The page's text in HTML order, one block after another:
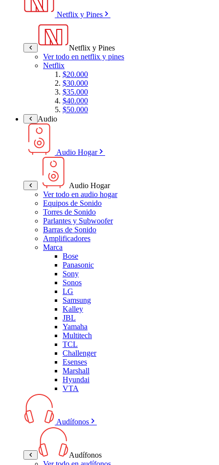
Netflix y Pines
Netflix y Pines
Ver todo en netflix y pines
Netflix
$20.000
$30.000
$35.000
$40.000
$50.000
Audio
Audio Hogar
Audio Hogar
Ver todo en audio hogar
Equipos de Sonido
Torres de Sonido
Parlantes y Subwoofer
Barras de Sonido
Amplificadores
Marca
Bose
Panasonic
Sony
Sonos
LG
Samsung
Kalley
JBL
Yamaha
Multitech
TCL
Challenger
Esenses
Marshall
Hyundai
VTA
Audífonos
Audífonos